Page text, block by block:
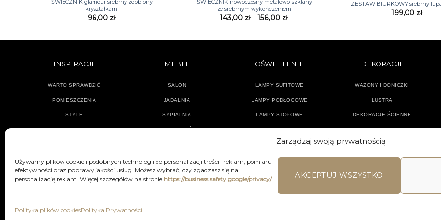
Zarządzaj swoją prywatnością
Używamy plików cookie i podobnych technologii do personalizacji treści i reklam, pomiaru
efektywności oraz poprawy jakości usług. Możesz wybrać, czy zgadzasz się na
personalizację reklam. Więcej szczegółów na stronie https://business.safety.google/privacy/ AKCEPTUJ WSZYSTKO
Polityka plików cookiesPolityka Prywatności
ŚWIECZNIK glamour srebrny zdobiony
kryształkami
96,00 zł
ŚWIECZNIK nowoczesny metalowo-szklany
ze srebrnym wykończeniem
143,00 zł – 156,00 złZakres
do
ZESTAW BIURKOWY srebrny
199,00 zł
INSPIRACJE
WARTO SPRAWDZIĆ
POMIESZCZENIA
STYLE
MEBLE
SALON
JADALNIA
SYPIALNIA
PRZEDPOKÓJ
OŚWIETLENIE
LAMPY SUFITOWE
LAMPY PODŁOGOWE
LAMPY STOŁOWE
KINKIETY
DEKORACJE
WAZONY I DONICZKI
LUSTRA
DEKORACJE ŚCIENNE
AKCESORIA ŁAZIENKOWE
TEKSTYLIA